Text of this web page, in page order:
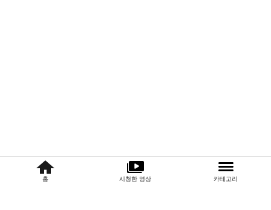
홈 시청한 영상 카테고리